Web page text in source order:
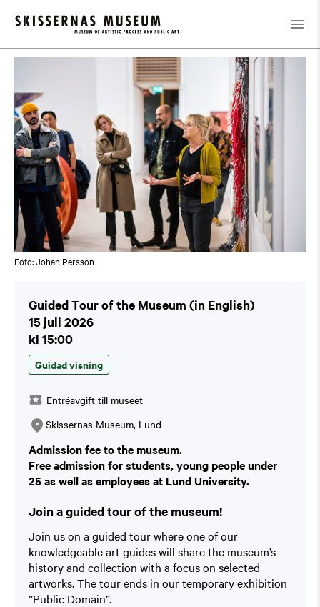
Kalender / Guided Tour of the Museum (in English)
Foto: Johan Persson
Guided Tour of the Museum (in English)
15 juli 2026
kl 15:00
Guidad visning
Entréavgift till museet
Skissernas Museum, Lund
Admission fee to the museum.
Free admission for students, young people under
25 as well as employees at Lund University.
Join a guided tour of the museum!
Join us on a guided tour where one of our
knowledgeable art guides will share the museum’s
history and collection with a focus on selected
artworks. The tour ends in our temporary exhibition
”Public Domain”.